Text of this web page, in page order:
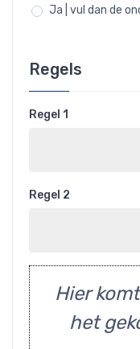
Ja | vul dan de
Regels
Regel 1
Regel 2
Hier
het